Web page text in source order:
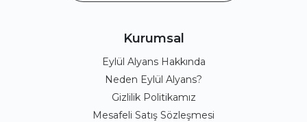
Kurumsal
Eylül Alyans Hakkında
Neden Eylül Alyans?
Gizlilik Politikamız
Mesafeli Satış Sözleşmesi